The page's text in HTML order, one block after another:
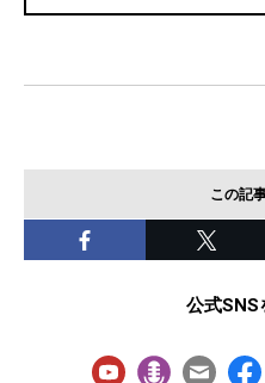
この記
公式SNS